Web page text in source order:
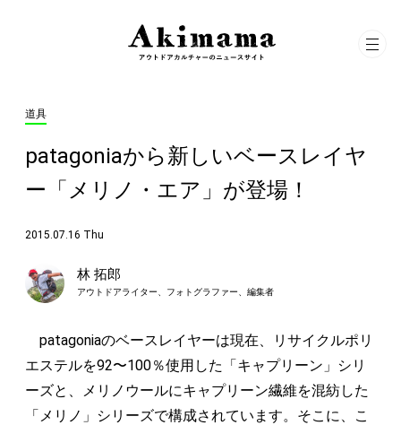
道具
patagoniaから新しいベースレイヤ
ー「メリノ・エア」が登場！
2015.07.16 Thu
林 拓郎
アウトドアライター、フォトグラファー、編集者
patagoniaのベースレイヤーは現在、リサイクルポリ
エステルを92〜100％使用した「キャプリーン」シリ
ーズと、メリノウールにキャプリーン繊維を混紡した
「メリノ」シリーズで構成されています。そこに、こ